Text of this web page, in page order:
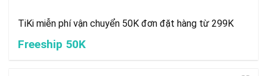
TiKi miễn phí vận chuyển 50K đơn đặt hàng từ 299K
Freeship 50K